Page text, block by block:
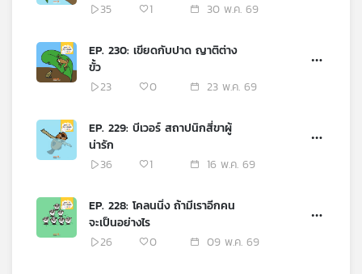
35
1 30 พ.ค. 69
EP. 230: เขียดกับปาด ญาติต่าง
ขั้ว
23
0 23 พ.ค. 69
EP. 229: บีเวอร์ สถาปนิกสี่ขาผู้
น่ารัก
36
1 16 พ.ค. 69
EP. 228: โคลนนิ่ง ถ้ามีเราอีกคน
จะเป็นอย่างไร
26
0 09 พ.ค. 69